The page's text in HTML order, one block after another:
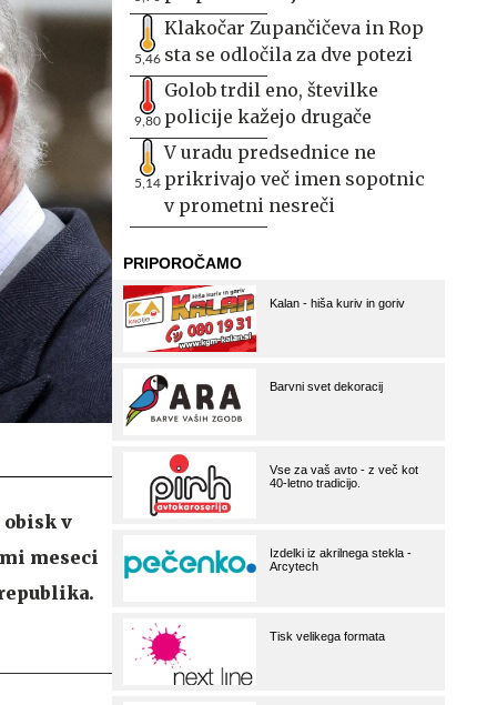
v
meseci
5,46
Klakočar Zupančičeva in Rop
sta se odločila za dve potezi
9,80
Golob trdil eno, številke
policije kažejo drugače
5,14
V uradu predsednice ne
prikrivajo več imen sopotnic
v prometni nesreči